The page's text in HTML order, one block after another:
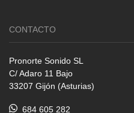
CONTACTO
Pronorte Sonido SL
C/ Adaro 11 Bajo
33207 Gijón (Asturias)
684 605 282